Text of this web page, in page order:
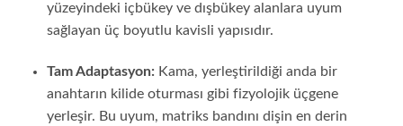
yüzeyindeki içbükey ve dışbükey alanlara uyum
sağlayan üç boyutlu kavisli yapısıdır.
Tam Adaptasyon:Kama, yerleştirildiği anda bir
anahtarın kilide oturması gibi fizyolojik üçgene
yerleşir. Bu uyum, matriks bandını dişin en derin